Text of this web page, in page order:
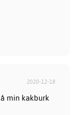
2020-12-18
min kakburk